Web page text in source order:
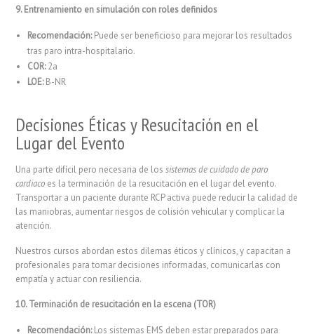
9. Entrenamiento en simulación con roles definidos
Recomendación:Puede ser beneficioso para mejorar los resultados
tras paro intra-hospitalario.
COR:2a
LOE:B-NR
Decisiones Éticas y Resucitación en el
Lugar del Evento
Una parte difícil pero necesaria de lossistemas de cuidado de paro
cardiaco es la terminación de la resucitación en el lugar del evento.
Transportar a un paciente durante RCP activa puede reducir la calidad de
las maniobras, aumentar riesgos de colisión vehicular y complicar la
atención.
Nuestros cursos abordan estos dilemas éticos y clínicos, y capacitan a
profesionales para tomar decisiones informadas, comunicarlas con
empatía y actuar con resiliencia.
10. Terminación de resucitación en la escena (TOR)
Recomendación:Los sistemas EMS deben estar preparados para